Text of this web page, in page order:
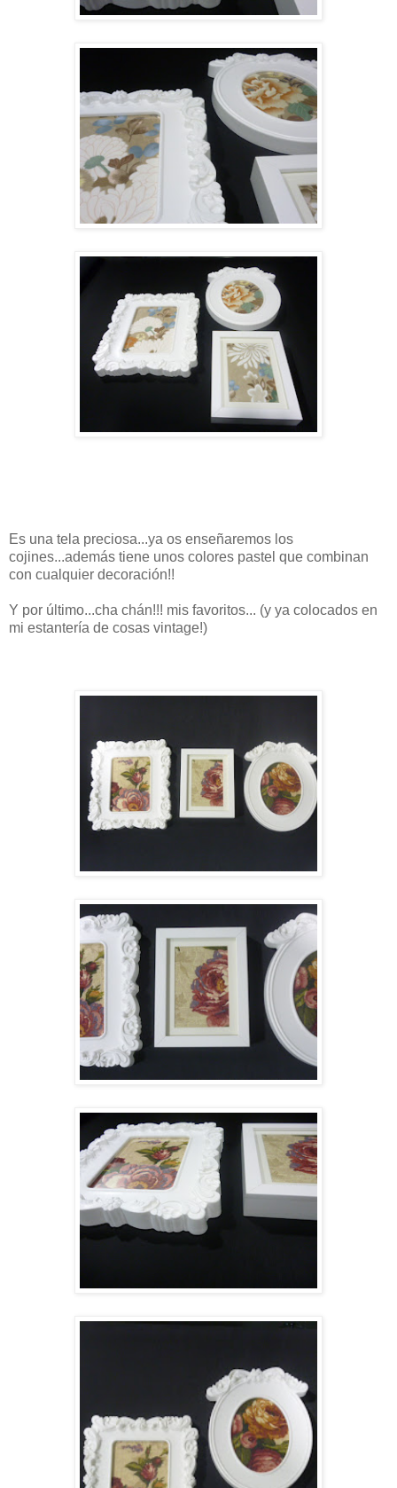
Es una tela preciosa...ya os enseñaremos los
cojines...además tiene unos colores pastel que combinan
con cualquier decoración!!
Y por último...cha chán!!! mis favoritos... (y ya colocados en
mi estantería de cosas vintage!)